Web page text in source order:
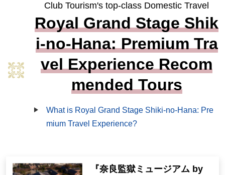
Club Tourism's top-class Domestic Travel
Royal Grand Stage Shik
i-no-Hana: Premium Tra
vel Experience Recom
mended Tours
What is Royal Grand Stage Shiki-no-Hana: Pre
mium Travel Experience?
『奈良監獄ミュージアム by